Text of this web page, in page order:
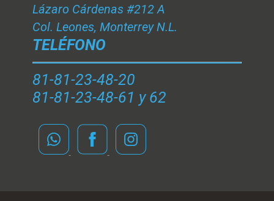
Lázaro Cárdenas #212 A
Col. Leones, Monterrey N.L.
TELÉFONO
81-81-23-48-20
81-81-23-48-61 y 62